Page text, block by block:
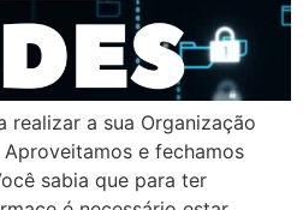
realizar a sua Organização
e fechamos
sabia que para ter